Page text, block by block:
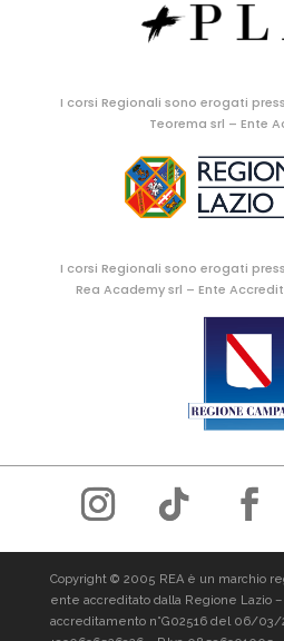
I corsi Regionali sono erogati
Teorema srl – Ente
I corsi Regionali sono erogati
Rea Academy srl – Ente
Copyright © 2005 REA è un marchio
ente accreditato dalla Regione Lazio
accreditamento n°G02516 del 06/03/